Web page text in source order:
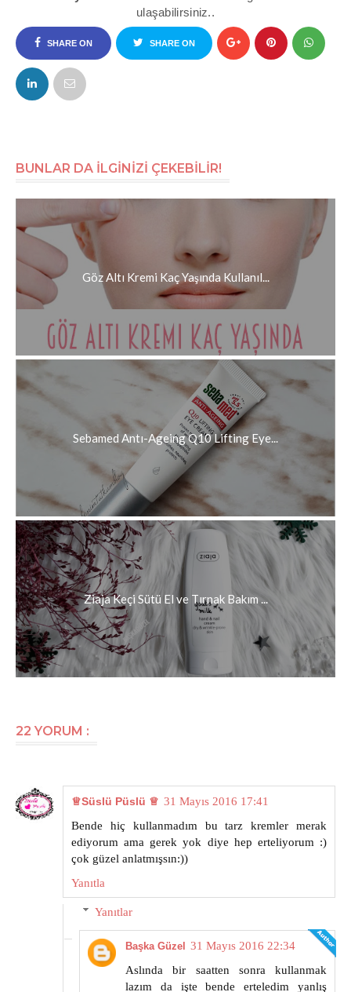
ulaşabilirsiniz..
SHARE ON
FACEBOOK
SHARE ON
BUNLAR DA İLGİNİZİ ÇEKEBİLİR!
Göz Altı Kremi Kaç Yaşında Kullanıl...
Sebamed Antı-Ageing Q10 Lifting Eye...
Ziaja Keçi Sütü El ve Tırnak Bakım ...
22 YORUM :
♕Süslü Püslü ♕ 31 Mayıs 2016 17:41
Bende hiç kullanmadım bu tarz kremler merak
ediyorum ama gerek yok diye hep erteliyorum :)
çok güzel anlatmışsın:))
Yanıtla
Yanıtlar
Başka Güzel 31 Mayıs 2016 22:34
Aslında bir saatten sonra kullanmak
lazım da işte bende erteledim yanlış